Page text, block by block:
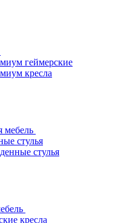
геймерские
кресла
мебель
стулья
стулья
кресла